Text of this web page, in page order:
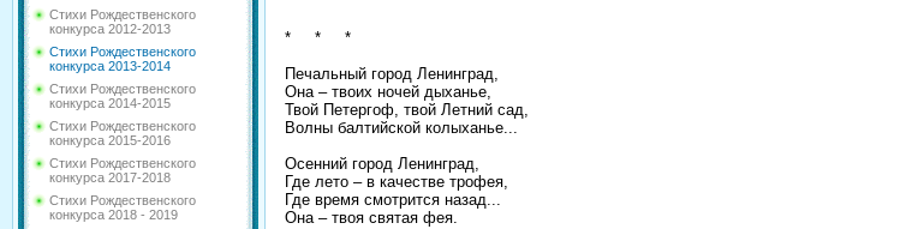
Стихи Рождественского
конкурса 2012-2013
Стихи Рождественского
конкурса 2013-2014
Стихи Рождественского
конкурса 2014-2015
Стихи Рождественского
конкурса 2015-2016
Стихи Рождественского
конкурса 2017-2018
Стихи Рождественского
конкурса 2018 - 2019
* * *
Печальный город Ленинград,
Она – твоих ночей дыханье,
Твой Петергоф, твой Летний сад,
Волны балтийской колыханье...
Осенний город Ленинград,
Где лето – в качестве трофея,
Где время смотрится назад...
Она – твоя святая фея.